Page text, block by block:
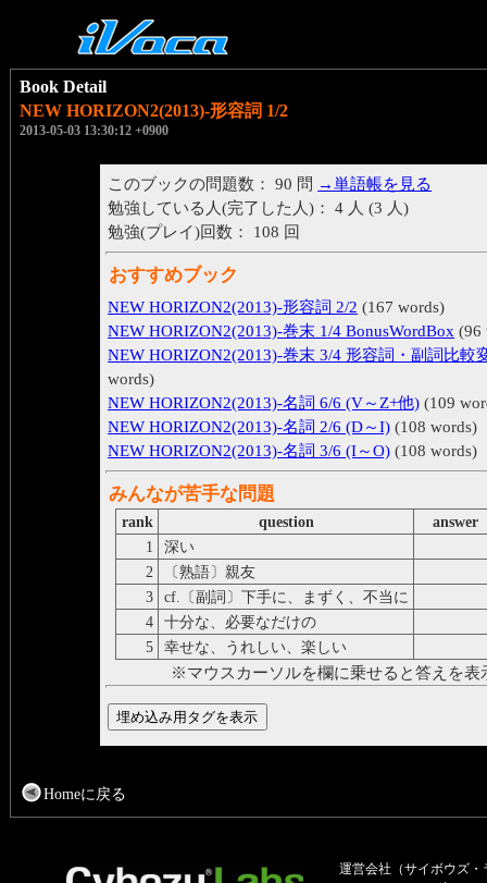
Book Detail
NEW HORIZON2(2013)-形容詞 1/2
2013-05-03 13:30:12 +0900
このブックの問題数： 90 問 →単語帳を見る
勉強している人(完了した人)： 4 人 (3 人)
勉強(プレイ)回数： 108 回
おすすめブック
NEW HORIZON2(2013)-形容詞 2/2 (167 words)
NEW HORIZON2(2013)-巻末 1/4 BonusWordBox (96
NEW HORIZON2(2013)-巻末 3/4 形容詞・副詞比較
words)
NEW HORIZON2(2013)-名詞 6/6 (V～Z+他) (109
NEW HORIZON2(2013)-名詞 2/6 (D～I) (108 words)
NEW HORIZON2(2013)-名詞 3/6 (I～O) (108 words)
みんなが苦手な問題
rank question
answer
1
深い
2
〔熟語〕親友
3
cf.〔副詞〕下手に、まずく、不当に
4
十分な、必要なだけの
5
幸せな、うれしい、楽しい
※マウスカーソルを欄に乗せると答えを表
Homeに戻る
運営会社（サイボウズ・